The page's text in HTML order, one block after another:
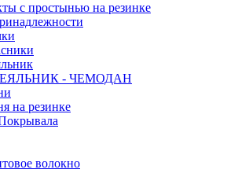
с простынью на резинке
- ЧЕМОДАН
на резинке
волокно